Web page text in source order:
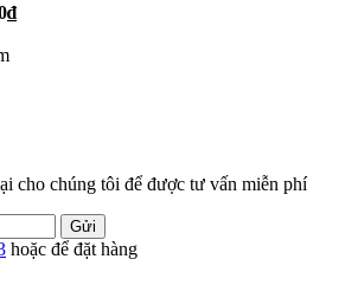
cho chúng tôi để được tư vấn miễn phí
Gửi
hoặc để đặt hàng